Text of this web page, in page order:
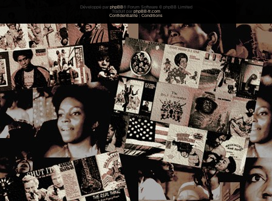
Développé par phpBB® Forum Software © phpBB Limited
Traduit par phpBB-fr.com
Confidentialité
Conditions